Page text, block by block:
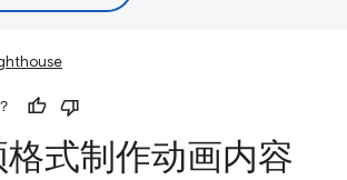
式制作动画内容